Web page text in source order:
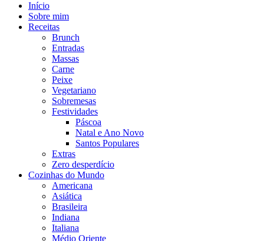
Início
Sobre mim
Receitas
Brunch
Entradas
Massas
Carne
Peixe
Vegetariano
Sobremesas
Festividades
Páscoa
Natal e Ano Novo
Santos Populares
Extras
Zero desperdício
Cozinhas do Mundo
Americana
Asiática
Brasileira
Indiana
Italiana
Médio Oriente